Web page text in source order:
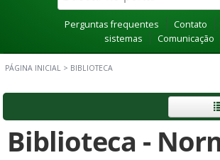
Perguntas frequentes Contato
sistemas
Comunicação
PÁGINA INICIAL > BIBLIOTECA
Biblioteca -